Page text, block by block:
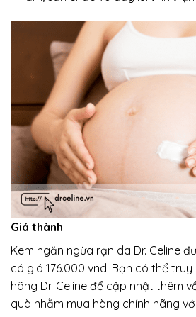
Giá thành
Kem ngăn ngừa rạn da Dr. Celine
có giá 176.000 vnd. Bạn có thể
hãng Dr. Celine để cập nhật thêm
quà nhằm mua hàng chính hãng